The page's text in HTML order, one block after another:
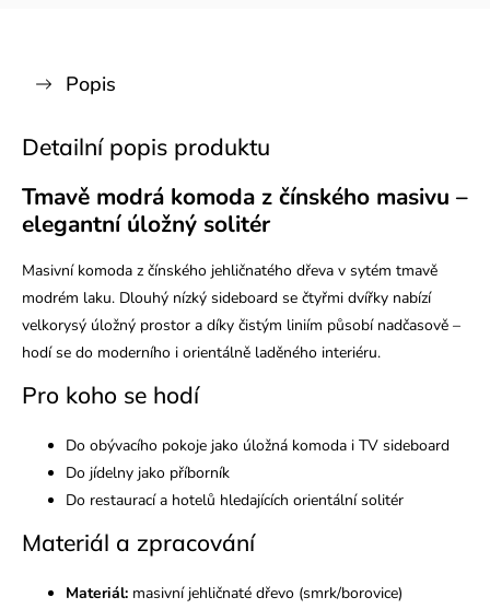
Popis
Detailní popis produktu
Tmavě modrá komoda z čínského masivu –
elegantní úložný solitér
Masivní komoda z čínského jehličnatého dřeva v sytém tmavě
modrém laku. Dlouhý nízký sideboard se čtyřmi dvířky nabízí
velkorysý úložný prostor a díky čistým liniím působí nadčasově –
hodí se do moderního i orientálně laděného interiéru.
Pro koho se hodí
Do obývacího pokoje jako úložná komoda i TV sideboard
Do jídelny jako příborník
Do restaurací a hotelů hledajících orientální solitér
Materiál a zpracování
Materiál: masivní jehličnaté dřevo (smrk/borovice)